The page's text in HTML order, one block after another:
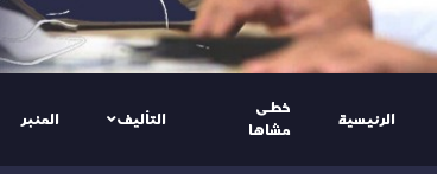
الرئيسية
خطى
مشاها
التأليف المنبر